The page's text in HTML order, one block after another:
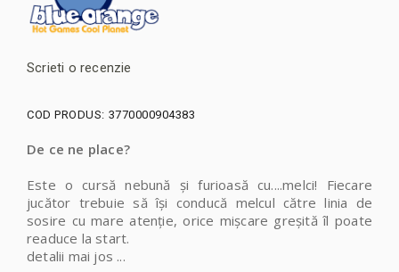
Scrieti o recenzie
COD PRODUS: 3770000904383
De ce ne place?
Este o cursă nebună și furioasă cu....melci! Fiecare
jucător trebuie să își conducă melcul către linia de
sosire cu mare atenție, orice mișcare greșită îl poate
readuce la start.
detalii mai jos ...